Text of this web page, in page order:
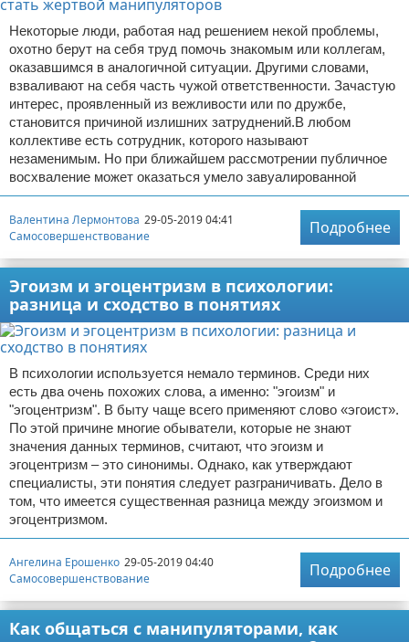
Некоторые люди, работая над решением некой проблемы,
охотно берут на себя труд помочь знакомым или коллегам,
оказавшимся в аналогичной ситуации. Другими словами,
взваливают на себя часть чужой ответственности. Зачастую
интерес, проявленный из вежливости или по дружбе,
становится причиной излишних затруднений.В любом
коллективе есть сотрудник, которого называют
незаменимым. Но при ближайшем рассмотрении публичное
восхваление может оказаться умело завуалированной
Валентина Лермонтова 29-05-2019 04:41
Самосовершенствование
Подробнее
Эгоизм и эгоцентризм в психологии:
разница и сходство в понятиях
В психологии используется немало терминов. Среди них
есть два очень похожих слова, а именно: "эгоизм" и
"эгоцентризм". В быту чаще всего применяют слово «эгоист».
По этой причине многие обыватели, которые не знают
значения данных терминов, считают, что эгоизм и
эгоцентризм – это синонимы. Однако, как утверждают
специалисты, эти понятия следует разграничивать. Дело в
том, что имеется существенная разница между эгоизмом и
эгоцентризмом.
Ангелина Ерошенко 29-05-2019 04:40
Самосовершенствование
Подробнее
Как общаться с манипуляторами, как